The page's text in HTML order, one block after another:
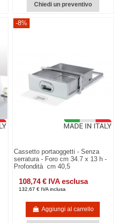
Chiedi un preventivo
-8%
Cassetto portaoggetti - Senza
serratura - Foro cm 34.7 x 13 h -
Profondità cm 40,5
108,74 € IVA esclusa
132,67 € IVA inclusa
Aggiungi al carrello